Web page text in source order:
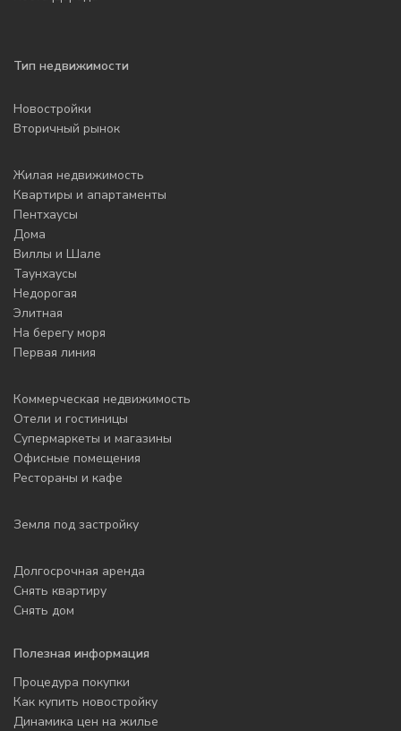
Тип недвижимости
Новостройки
Вторичный рынок
Жилая недвижимость
Квартиры и апартаменты
Пентхаусы
Дома
Виллы и Шале
Таунхаусы
Недорогая
Элитная
На берегу моря
Первая линия
Коммерческая недвижимость
Отели и гостиницы
Супермаркеты и магазины
Офисные помещения
Рестораны и кафе
Земля под застройку
Долгосрочная аренда
Снять квартиру
Снять дом
Полезная информация
Процедура покупки
Как купить новостройку
Динамика цен на жилье